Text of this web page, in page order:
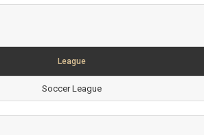
League
Soccer League